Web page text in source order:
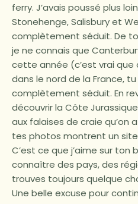
ferry. J’avais poussé plus
Stonehenge, Salisbury et
complètement séduit. De
je ne connais que
cette année (c’est vrai que
dans le nord de la France,
complètement séduit. En
découvrir la Côte
aux falaises de craie qu’on
tes photos montrent un
C’est ce que j’aime sur ton
connaître des pays, des
trouves toujours quelque
Une belle excuse pour